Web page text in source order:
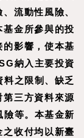
流動性風險、
金所參與的投
影響，使本基
納入主要投資
之限制、缺乏
三方資料來源
等。本基金新
收付均以新臺